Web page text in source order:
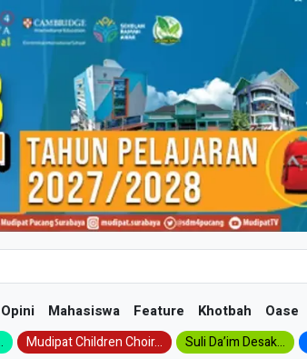
Opini Mahasiswa Feature Khotbah Oase
Mudipat Children Choir... Suli Da’im Desak...